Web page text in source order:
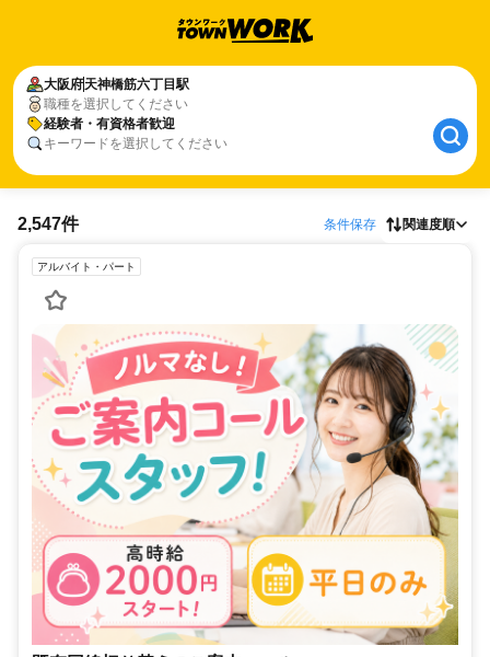
大阪府天神橋筋六丁目駅
職種を選択してください
経験者・有資格者歓迎
キーワードを選択してください
2,547件 条件保存 関連度順
アルバイト・パート